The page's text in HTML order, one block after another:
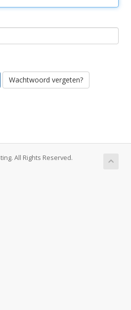
Wachtwoord vergeten?
All Rights Reserved.